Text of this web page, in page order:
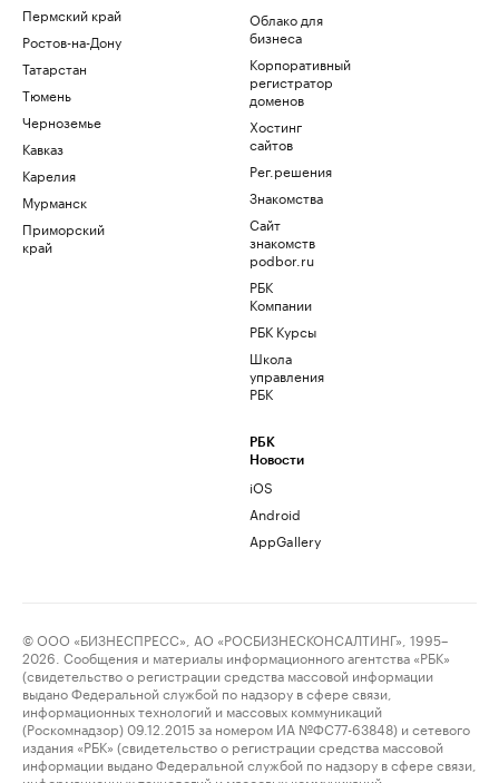
Пермский край
Ростов-на-Дону
Татарстан
Тюмень
Черноземье
Кавказ
Карелия
Мурманск
Приморский
край
Облако для
бизнеса
Корпоративный
регистратор
доменов
Хостинг
сайтов
Рег.решения
Знакомства
Сайт
знакомств
podbor.ru
РБК
Компании
РБК Курсы
Школа
управления
РБК
РБК
Новости
iOS
Android
AppGallery
© ООО «БИЗНЕСПРЕСС», АО «РОСБИЗНЕСКОНСАЛТИНГ», 1995–
2026. Сообщения и материалы информационного агентства «РБК»
(свидетельство о регистрации средства массовой информации
выдано Федеральной службой по надзору в сфере связи,
информационных технологий и массовых коммуникаций
(Роскомнадзор) 09.12.2015 за номером ИА №ФС77-63848) и сетевого
издания «РБК» (свидетельство о регистрации средства массовой
информации выдано Федеральной службой по надзору в сфере связи,